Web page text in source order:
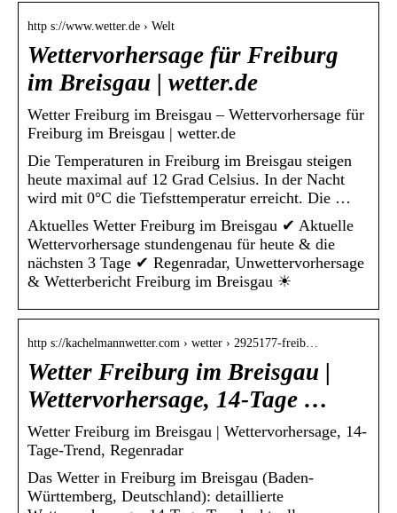
http s://www.wetter.de › Welt
Wettervorhersage für Freiburg
im Breisgau | wetter.de
Wetter Freiburg im Breisgau – Wettervorhersage für
Freiburg im Breisgau | wetter.de
Die Temperaturen in Freiburg im Breisgau steigen
heute maximal auf 12 Grad Celsius. In der Nacht
wird mit 0°C die Tiefsttemperatur erreicht. Die …
Aktuelles Wetter Freiburg im Breisgau ✔ Aktuelle
Wettervorhersage stundengenau für heute & die
nächsten 3 Tage ✔ Regenradar, Unwettervorhersage
& Wetterbericht Freiburg im Breisgau ☀
http s://kachelmannwetter.com › wetter › 2925177-freib…
Wetter Freiburg im Breisgau |
Wettervorhersage, 14-Tage …
Wetter Freiburg im Breisgau | Wettervorhersage, 14-
Tage-Trend, Regenradar
Das Wetter in Freiburg im Breisgau (Baden-
Württemberg, Deutschland): detaillierte